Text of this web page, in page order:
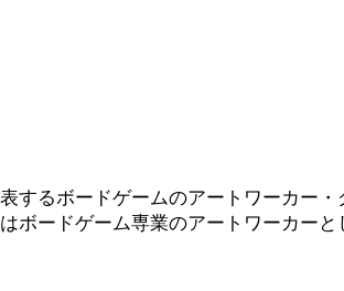
るボードゲームのアートワーカー・
ードゲーム専業のアートワーカーと